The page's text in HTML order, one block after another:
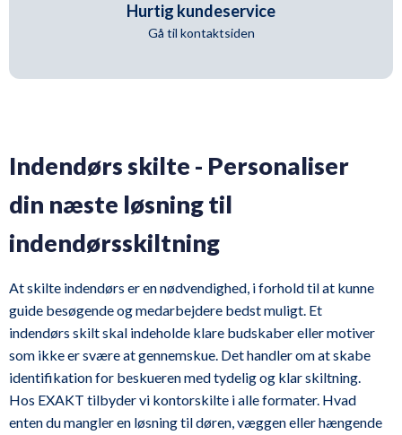
Hurtig kundeservice
Gå til kontaktsiden
Indendørs skilte - Personaliser
din næste løsning til
indendørsskiltning
At skilte indendørs er en nødvendighed, i forhold til at kunne
guide besøgende og medarbejdere bedst muligt. Et
indendørs skilt skal indeholde klare budskaber eller motiver
som ikke er svære at gennemskue. Det handler om at skabe
identifikation for beskueren med tydelig og klar skiltning.
Hos EXAKT tilbyder vi kontorskilte i alle formater. Hvad
enten du mangler en løsning til døren, væggen eller hængende